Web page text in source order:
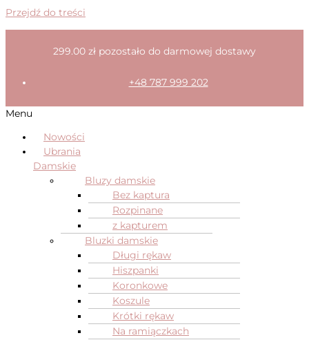
Przejdź do treści
299.00 zł pozostało do darmowej dostawy
+48 787 999 202
Menu
Nowości
Ubrania
Damskie
Bluzy damskie
Bez kaptura
Rozpinane
z kapturem
Bluzki damskie
Długi rękaw
Hiszpanki
Koronkowe
Koszule
Krótki rękaw
Na ramiączkach